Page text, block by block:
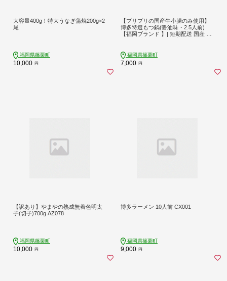
大容量400g！特大うなぎ蒲焼200g×2
尾
福岡県篠栗町
10,000 円
【プリプリの国産牛小腸のみ使用】
博多特選もつ鍋(醤油味・2.5人前)
【福岡ブランド 】| 短期配送 国産 ホ
福岡県篠栗町
7,000 円
【訳あり】やまやの熟成無着色明太
子(切子)700g AZ078
福岡県篠栗町
10,000 円
博多ラーメン 10人前 CX001
福岡県篠栗町
9,000 円